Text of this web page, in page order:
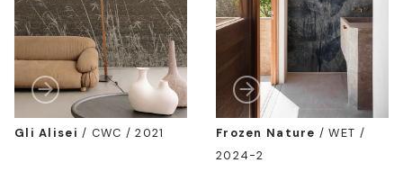
Gli Alisei / CWC / 2021 Frozen Nature /WET /
2024-2